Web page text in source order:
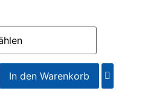
In den Warenkorb